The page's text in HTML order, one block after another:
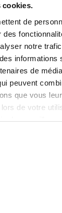
cookies.
de
notre
informations
de
peuvent
que vous
de votre
rue du